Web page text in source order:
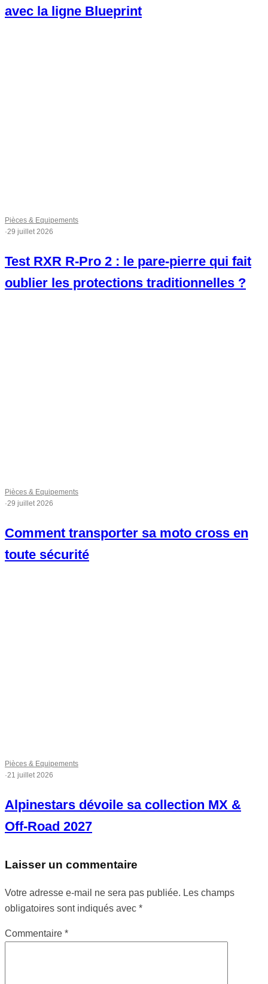
avec la ligne Blueprint
Pièces & Equipements
·29 juillet 2026
Test RXR R-Pro 2 : le pare-pierre qui fait
oublier les protections traditionnelles ?
Pièces & Equipements
·29 juillet 2026
Comment transporter sa moto cross en
toute sécurité
Pièces & Equipements
·21 juillet 2026
Alpinestars dévoile sa collection MX &
Off-Road 2027
Laisser un commentaire
Votre adresse e-mail ne sera pas publiée. Les champs
obligatoires sont indiqués avec *
Commentaire *